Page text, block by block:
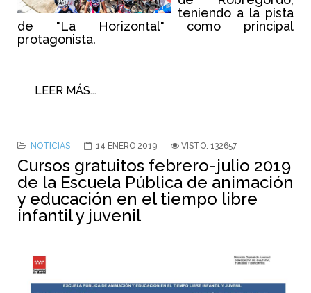
teniendo a la pista
de "La Horizontal" como principal
protagonista.
LEER MÁS...
NOTICIAS 14 ENERO 2019 VISTO: 132657
Cursos gratuitos febrero-julio 2019
de la Escuela Pública de animación
y educación en el tiempo libre
infantil y juvenil